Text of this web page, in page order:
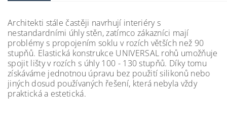
Architekti stále častěji navrhují interiéry s
nestandardními úhly stěn, zatímco zákazníci mají
problémy s propojením soklu v rozích větších než 90
stupňů. Elastická konstrukce UNIVERSAL rohů umožňuje
spojit lišty v rozích s úhly 100 - 130 stupňů. Díky tomu
získáváme jednotnou úpravu bez použití silikonů nebo
jiných dosud používaných řešení, která nebyla vždy
praktická a estetická.